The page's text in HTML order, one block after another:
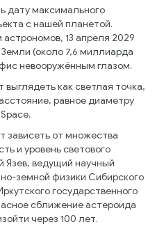
дату максимального
с нашей планетой.
13 апреля 2029
(около 7,6 миллиарда
невооружённым глазом.
как светлая точка,
равное диаметру
зависеть от множества
и уровень светового
Язев, ведущий научный
земной физики Сибирского
государственного
сближение астероида
через 100 лет.